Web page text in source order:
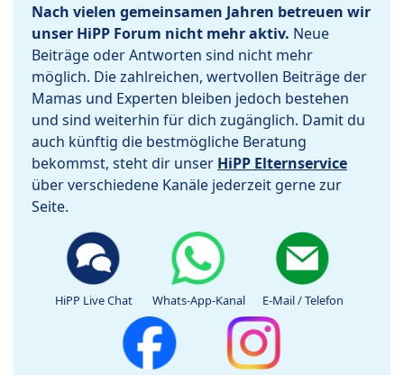
Nach vielen gemeinsamen Jahren betreuen wir
unser HiPP Forum nicht mehr aktiv. Neue
Beiträge oder Antworten sind nicht mehr
möglich. Die zahlreichen, wertvollen Beiträge der
Mamas und Experten bleiben jedoch bestehen
und sind weiterhin für dich zugänglich. Damit du
auch künftig die bestmögliche Beratung
bekommst, steht dir unser HiPP Elternservice
über verschiedene Kanäle jederzeit gerne zur
Seite.
HiPP Live Chat Whats-App-Kanal E-Mail / Telefon